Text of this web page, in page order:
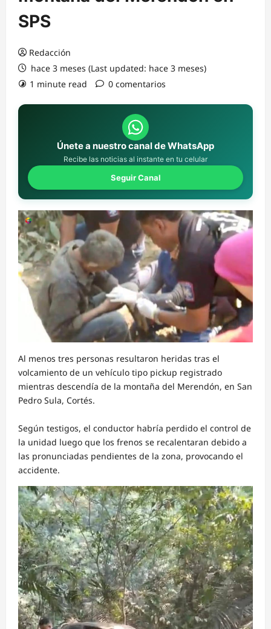
SPS
Redacción
hace 3 meses (Last updated: hace 3 meses)
1 minute read
0 comentarios
Únete a nuestro canal de WhatsApp
Recibe las noticias al instante en tu celular
Seguir Canal
Al menos tres personas resultaron heridas tras el
volcamiento de un vehículo tipo pickup registrado
mientras descendía de la montaña del Merendón, en San
Pedro Sula, Cortés.
Según testigos, el conductor habría perdido el control de
la unidad luego que los frenos se recalentaran debido a
las pronunciadas pendientes de la zona, provocando el
accidente.